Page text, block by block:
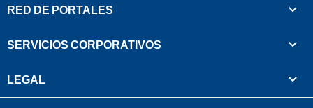
RED DE PORTALES
SERVICIOS CORPORATIVOS
LEGAL